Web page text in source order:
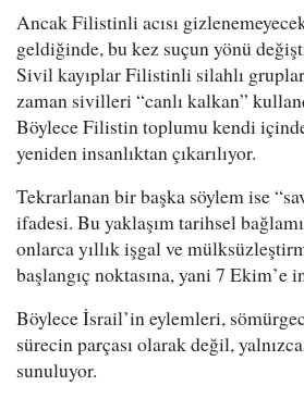
Ancak Filistinli acısı
geldiğinde, bu kez suçun yönü
Sivil kayıplar Filistinli silahlı
zaman sivilleri “canlı kalkan”
Böylece Filistin toplumu kendi
yeniden insanlıktan çıkarılıyor.
Tekrarlanan bir başka söylem ise
ifadesi. Bu yaklaşım tarihsel
onlarca yıllık işgal ve
başlangıç noktasına, yani 7 Ekim’e
Böylece İsrail’in eylemleri,
sürecin parçası olarak değil,
sunuluyor.